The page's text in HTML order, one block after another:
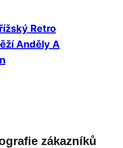
Retro
Anděly A
zákazníků